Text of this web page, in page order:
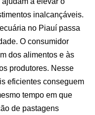
inalcançáveis.
no Piauí passa
O consumidor
dos alimentos e às
produtores. Nesse
eficientes conseguem
tempo em que
de pastagens